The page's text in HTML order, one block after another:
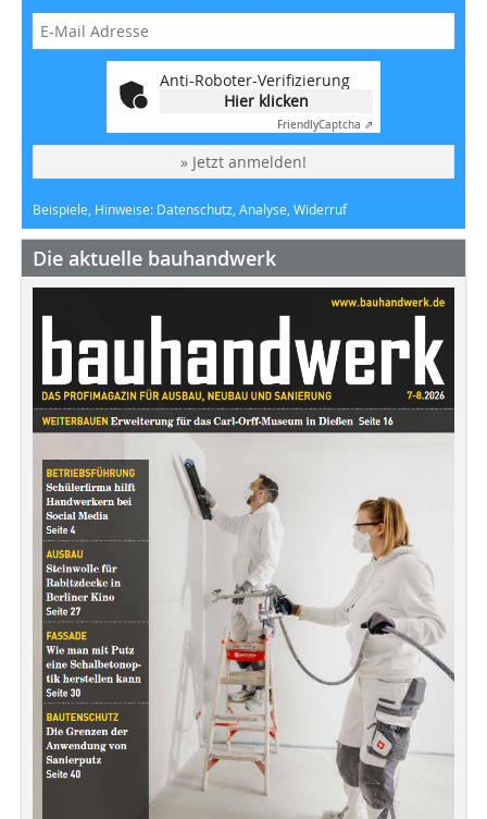
Anti-Roboter-Verifizierung
Hier klicken
FriendlyCaptcha ⇗
» Jetzt anmelden!
Beispiele, Hinweise: Datenschutz, Analyse, Widerruf
Die aktuelle bauhandwerk